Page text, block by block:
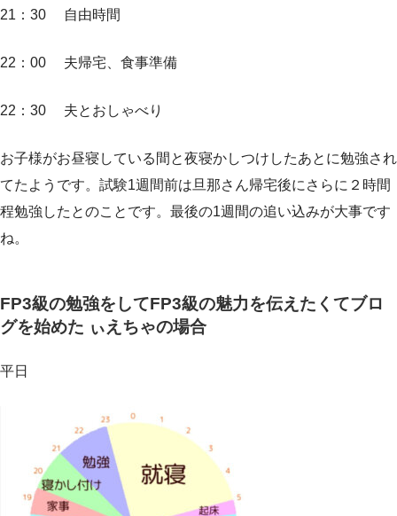
21：30 自由時間
22：00 夫帰宅、食事準備
22：30 夫とおしゃべり
お子様がお昼寝している間と夜寝かしつけしたあとに勉強され
てたようです。試験1週間前は旦那さん帰宅後にさらに２時間
程勉強したとのことです。最後の1週間の追い込みが大事です
ね。
FP3級の勉強をしてFP3級の魅力を伝えたくてブロ
グを始めた ぃえちゃの場合
平日